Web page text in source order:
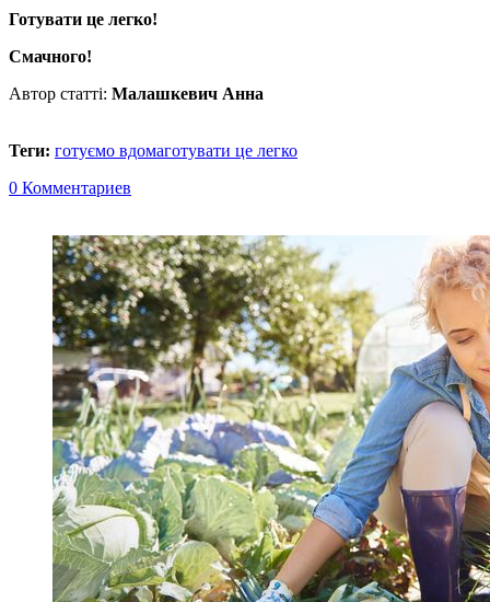
Готувати це легко!
Смачного!
Автор статті: Малашкевич Анна
Теги: готуємо вдомаготувати це легко
0 Комментариев